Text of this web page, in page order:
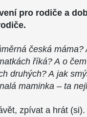
pro rodiče a
česká máma?
říká? A o
druhých? A jak
maminka – ta
zpívat a hrát